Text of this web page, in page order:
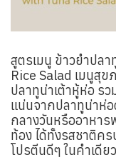
สูตรเมนู ข้าวยำปล
Rice Salad เมนูสุข
ปลาทูน่าเต้าหู้ห่อ ร
แน่นจากปลาทูน่าห่อ
กลางวันหรืออาหา
ท้อง ได้ทั้งรสชาติค
โปรตีนดีๆ ในคำเดีย